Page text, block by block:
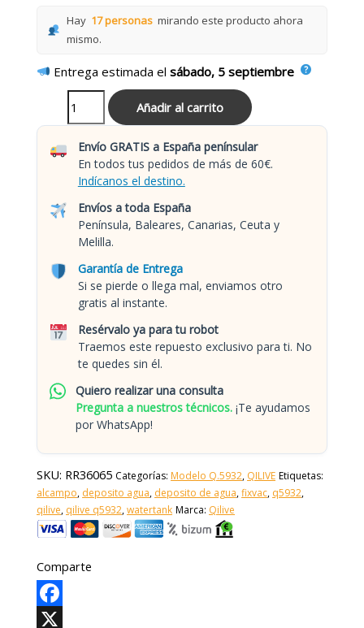
Hay 17 personas mirando este producto ahora
mismo.
Entrega estimada elsábado, 5 septiembre
Añadir al carrito
Envío GRATIS a España penínsular
En todos tus pedidos de más de 60€.
Indícanos el destino.
Envíos a toda España
Península, Baleares, Canarias, Ceuta y
Melilla.
Garantía de Entrega
Si se pierde o llega mal, enviamos otro
gratis al instante.
Resérvalo ya para tu robot
Traemos este repuesto exclusivo para ti. No
te quedes sin él.
Quiero realizar una consulta
Pregunta a nuestros técnicos. ¡Te ayudamos
por WhatsApp!
SKU: RR36065 Categorías: Modelo Q.5932, QILIVE Etiquetas:
alcampo, deposito agua, deposito de agua,fixvac, q5932,
qilive, qilive q5932,watertank Marca: Qilive
Comparte
Facebook